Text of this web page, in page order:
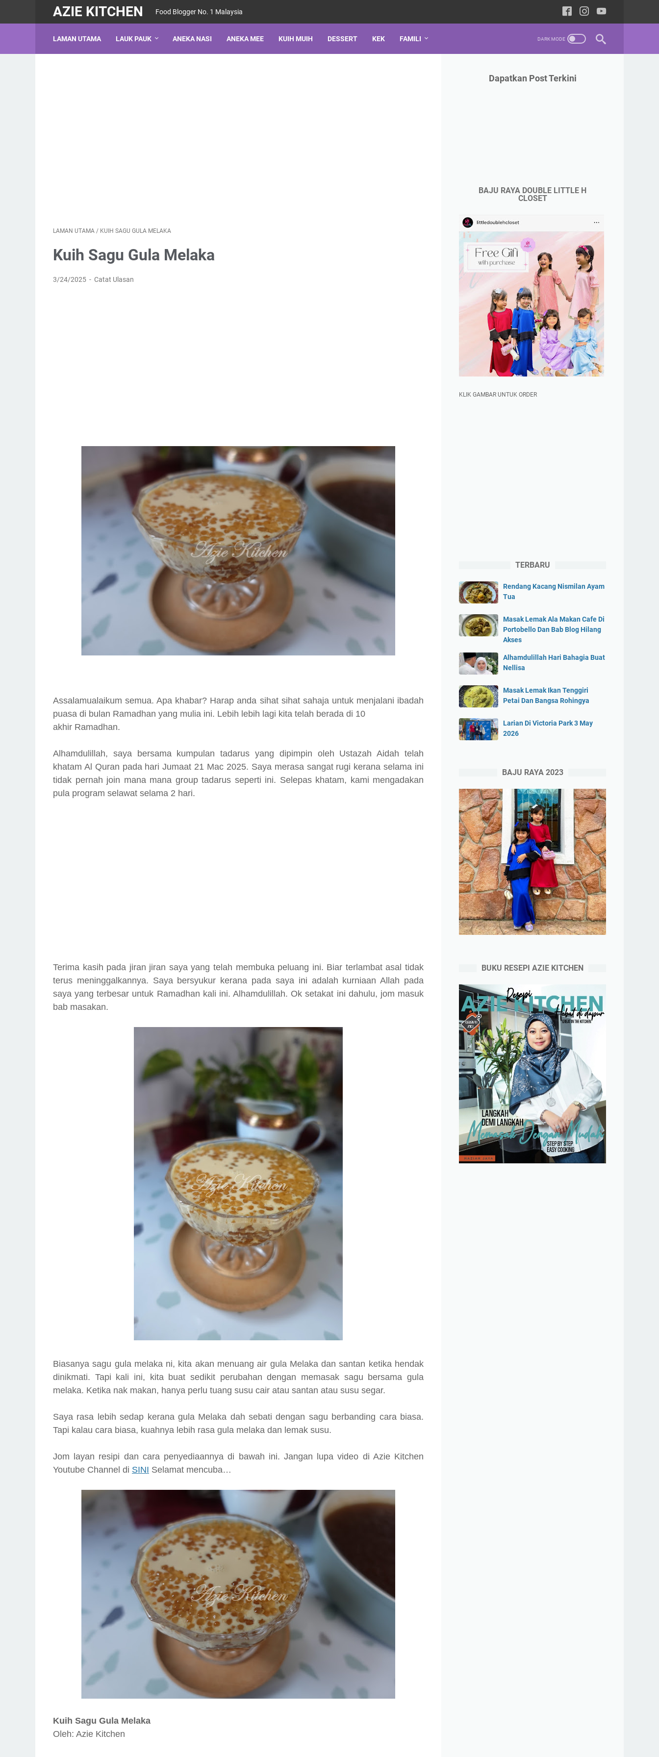
AZIE KITCHEN Food Blogger No. 1 Malaysia
LAMAN UTAMA LAUK PAUK ANEKA NASI ANEKA MEE KUIH MUIH DESSERT KEK FAMILI
LAMAN UTAMA / KUIH SAGU GULA MELAKA
Kuih Sagu Gula Melaka
3/24/2025 Catat Ulasan
Assalamualaikum semua. Apa khabar? Harap anda sihat sihat sahaja untuk menjalani ibadah
puasa di bulan Ramadhan yang mulia ini. Lebih lebih lagi kita telah berada di 10
akhir Ramadhan.
Alhamdulillah, saya bersama kumpulan tadarus yang dipimpin oleh Ustazah Aidah telah
khatam Al Quran pada hari Jumaat 21 Mac 2025. Saya merasa sangat rugi kerana selama ini
tidak pernah join mana mana group tadarus seperti ini. Selepas khatam, kami mengadakan
pula program selawat selama 2 hari.
Terima kasih pada jiran jiran saya yang telah membuka peluang ini. Biar terlambat asal tidak
terus meninggalkannya. Saya bersyukur kerana pada saya ini adalah kurniaan Allah pada
saya yang terbesar untuk Ramadhan kali ini. Alhamdulillah. Ok setakat ini dahulu, jom masuk
bab masakan.
Biasanya sagu gula melaka ni, kita akan menuang air gula Melaka dan santan ketika hendak
dinikmati. Tapi kali ini, kita buat sedikit perubahan dengan memasak sagu bersama gula
melaka. Ketika nak makan, hanya perlu tuang susu cair atau santan atau susu segar.
Saya rasa lebih sedap kerana gula Melaka dah sebati dengan sagu berbanding cara biasa.
Tapi kalau cara biasa, kuahnya lebih rasa gula melaka dan lemak susu.
Jom layan resipi dan cara penyediaannya di bawah ini. Jangan lupa video di Azie Kitchen
Youtube Channel di SINI Selamat mencuba…
Kuih Sagu Gula Melaka
Oleh: Azie Kitchen
Dapatkan Post Terkini
BAJU RAYA DOUBLE LITTLE H
CLOSET
KLIK GAMBAR UNTUK ORDER
TERBARU
Rendang Kacang Nismilan Ayam
Tua
Masak Lemak Ala Makan Cafe Di
Portobello Dan Bab Blog Hilang
Akses
Alhamdulillah Hari Bahagia Buat
Nellisa
Masak Lemak Ikan Tenggiri
Petai Dan Bangsa Rohingya
Larian Di Victoria Park 3 May
2026
BAJU RAYA 2023
BUKU RESEPI AZIE KITCHEN